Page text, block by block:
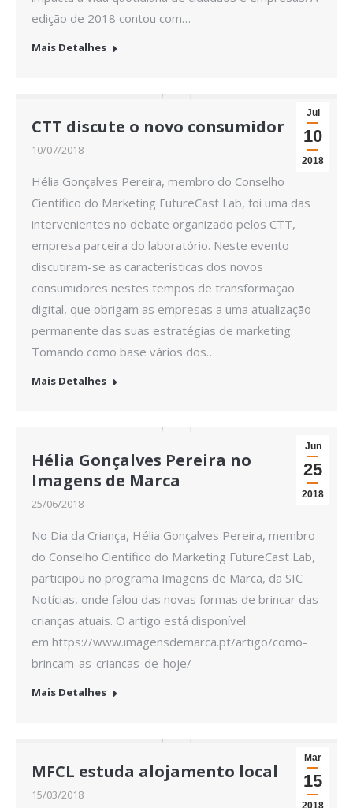
edição de 2018 contou com…
Mais Detalhes
Jul
10
2018
CTT discute o novo consumidor
10/07/2018
Hélia Gonçalves Pereira, membro do Conselho
Científico do Marketing FutureCast Lab, foi uma das
intervenientes no debate organizado pelos CTT,
empresa parceira do laboratório. Neste evento
discutiram-se as características dos novos
consumidores nestes tempos de transformação
digital, que obrigam as empresas a uma atualização
permanente das suas estratégias de marketing.
Tomando como base vários dos…
Mais Detalhes
Jun
25
2018
Hélia Gonçalves Pereira no
Imagens de Marca
25/06/2018
No Dia da Criança, Hélia Gonçalves Pereira, membro
do Conselho Científico do Marketing FutureCast Lab,
participou no programa Imagens de Marca, da SIC
Notícias, onde falou das novas formas de brincar das
crianças atuais. O artigo está disponível
em https://www.imagensdemarca.pt/artigo/como-
brincam-as-criancas-de-hoje/
Mais Detalhes
Mar
15
2018
MFCL estuda alojamento local
15/03/2018